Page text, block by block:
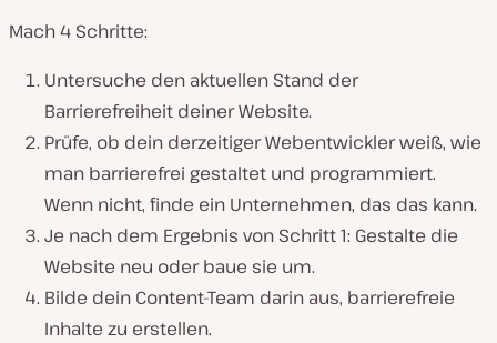
Mach 4 Schritte:
Untersuche den aktuellen Stand der
Barrierefreiheit deiner Website.
Prüfe, ob dein derzeitiger Webentwickler weiß, wie
man barrierefrei gestaltet und programmiert.
Wenn nicht, finde ein Unternehmen, das das kann.
Je nach dem Ergebnis von Schritt 1: Gestalte die
Website neu oder baue sie um.
Bilde dein Content-Team darin aus, barrierefreie
Inhalte zu erstellen.